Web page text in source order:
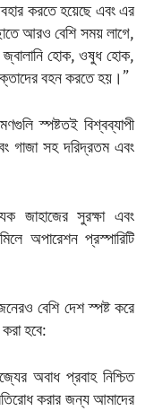
করতে হয়েছে এবং এর
আরও বেশি সময় লাগে,
জ্বালানি হোক, ওষুধ হোক,
বহন করতে হয়।”
স্পষ্টতই বিশ্বব্যাপী
গাজা সহ দরিদ্রতম এবং
জাহাজের সুরক্ষা এবং
অপারেশন প্রস্পারিটি
বেশি দেশ স্পষ্ট করে
হবে:
অবাধ প্রবাহ নিশ্চিত
করার জন্য আমাদের